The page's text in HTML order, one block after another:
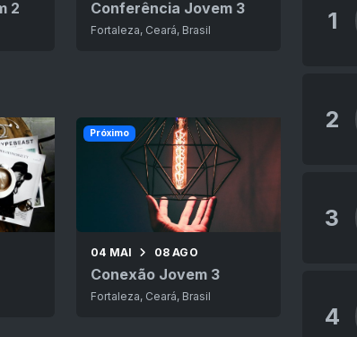
2 Conferência Jovem 3
Fortaleza, Ceará, Brasil
04 MAI 08 AGO
Conexão Jovem 3
Fortaleza, Ceará, Brasil
Próximo
1
2
3
4